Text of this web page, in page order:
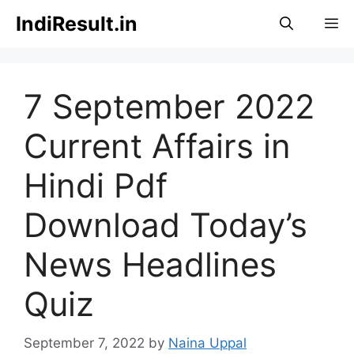
IndiResult.in
7 September 2022
Current Affairs in
Hindi Pdf
Download Today’s
News Headlines
Quiz
September 7, 2022 by Naina Uppal